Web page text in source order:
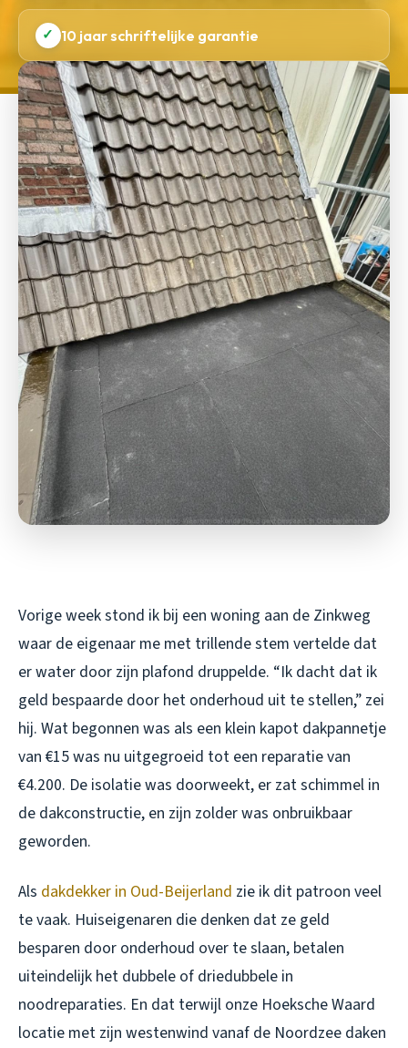
✓ 10 jaar schriftelijke garantie
Vorige week stond ik bij een woning aan de Zinkweg
waar de eigenaar me met trillende stem vertelde dat
er water door zijn plafond druppelde. “Ik dacht dat ik
geld bespaarde door het onderhoud uit te stellen,” zei
hij. Wat begonnen was als een klein kapot dakpannetje
van €15 was nu uitgegroeid tot een reparatie van
€4.200. De isolatie was doorweekt, er zat schimmel in
de dakconstructie, en zijn zolder was onbruikbaar
geworden.
Als dakdekker in Oud-Beijerland zie ik dit patroon veel
te vaak. Huiseigenaren die denken dat ze geld
besparen door onderhoud over te slaan, betalen
uiteindelijk het dubbele of driedubbele in
noodreparaties. En dat terwijl onze Hoeksche Waard
locatie met zijn westenwind vanaf de Noordzee daken